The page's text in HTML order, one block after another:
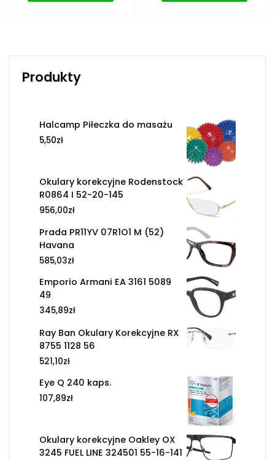
Produkty
Halcamp Piłeczka do masażu
5,50zł
Okulary korekcyjne Rodenstock
R0864 I 52-20-145
956,00zł
Prada PR11YV 07R1O1 M (52)
Havana
585,03zł
Emporio Armani EA 3161 5089
49
345,89zł
Ray Ban Okulary Korekcyjne RX
8755 1128 56
521,10zł
Eye Q 240 kaps.
107,89zł
Okulary korekcyjne Oakley OX
3245 FUEL LINE 324501 55-16-141